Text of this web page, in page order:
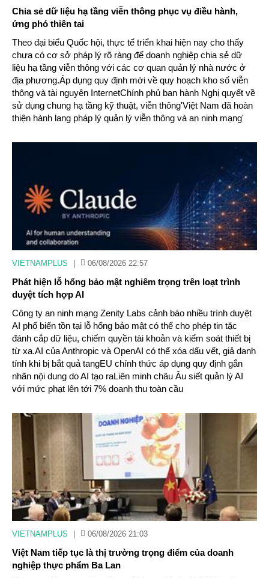
Chia sẻ dữ liệu hạ tầng viễn thông phục vụ điều hành,
ứng phó thiên tai
Theo đại biểu Quốc hội, thực tế triển khai hiện nay cho thấy
chưa có cơ sở pháp lý rõ ràng để doanh nghiệp chia sẻ dữ
liệu hạ tầng viễn thông với các cơ quan quản lý nhà nước ở
địa phương.Áp dụng quy định mới về quy hoạch kho số viễn
thông và tài nguyên InternetChính phủ ban hành Nghị quyết về
sử dụng chung hạ tầng kỹ thuật, viễn thông'Việt Nam đã hoàn
thiện hành lang pháp lý quản lý viễn thông và an ninh mạng'
VIETNAMPLUS 06/08/2026 22:57
Phát hiện lỗ hổng bảo mật nghiêm trọng trên loạt trình
duyệt tích hợp AI
Công ty an ninh mạng Zenity Labs cảnh báo nhiều trình duyệt
AI phổ biến tồn tại lỗ hổng bảo mật có thể cho phép tin tặc
đánh cắp dữ liệu, chiếm quyền tài khoản và kiểm soát thiết bị
từ xa.AI của Anthropic và OpenAI có thể xóa dấu vết, giả danh
tính khi bị bắt quả tangEU chính thức áp dụng quy định gắn
nhãn nội dung do AI tạo raLiên minh châu Âu siết quản lý AI
với mức phạt lên tới 7% doanh thu toàn cầu
VIETNAMPLUS 06/08/2026 21:03
Việt Nam tiếp tục là thị trường trọng điểm của doanh
nghiệp thực phẩm Ba Lan